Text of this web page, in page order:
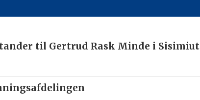
til Gertrud Rask Minde i Sisimiut